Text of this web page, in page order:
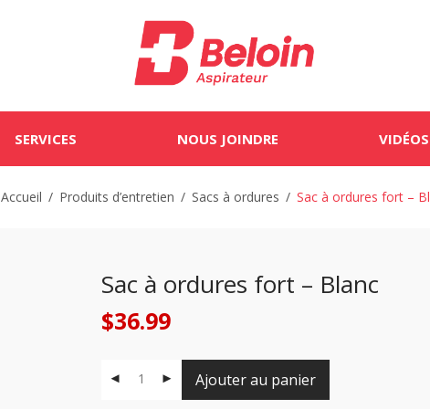
SERVICES NOUS JOINDRE VIDÉOS
Accueil / Produits d’entretien / Sacs à ordures / Sac à ordures fort –
Sac à ordures fort – Blanc
$36.99
Ajouter au panier